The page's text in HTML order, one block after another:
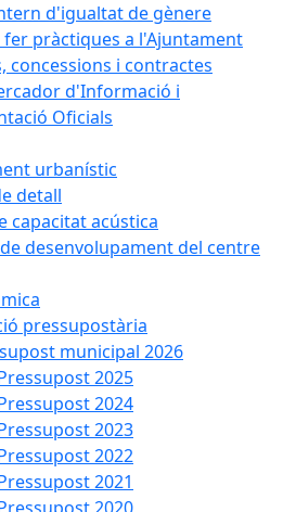
d'igualtat de gènere
fer pràctiques a l'Ajuntament
concessions i contractes
d'Informació i
Oficials
urbanístic
detall
capacitat acústica
desenvolupament del centre
pressupostària
municipal 2026
2025
2024
2023
2022
2021